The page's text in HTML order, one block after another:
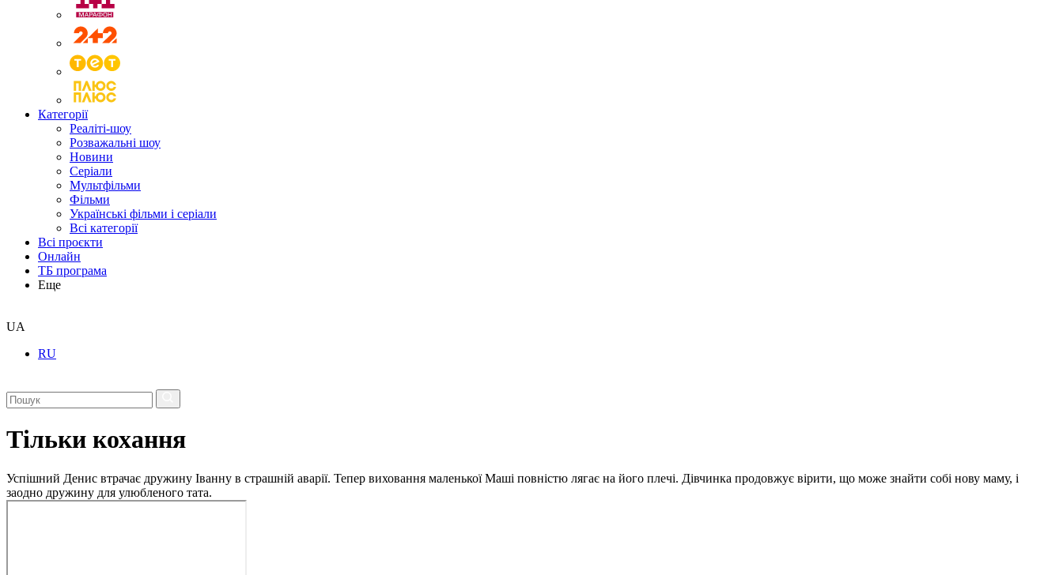
Категорії
Реаліті-шоу
Розважальні шоу
Новини
Серіали
Мультфільми
Фільми
Українські фільми і серіали
Всі категорії
Всі проєкти
Онлайн
ТБ програма
Еще
UA
RU
Тільки кохання
Успішний Денис втрачає дружину Іванну в страшній аварії. Тепер виховання маленької Маші повністю лягає на його плечі. Дівчинка продовжує вірити, що може знайти собі нову маму, і
заодно дружину для улюбленого тата.